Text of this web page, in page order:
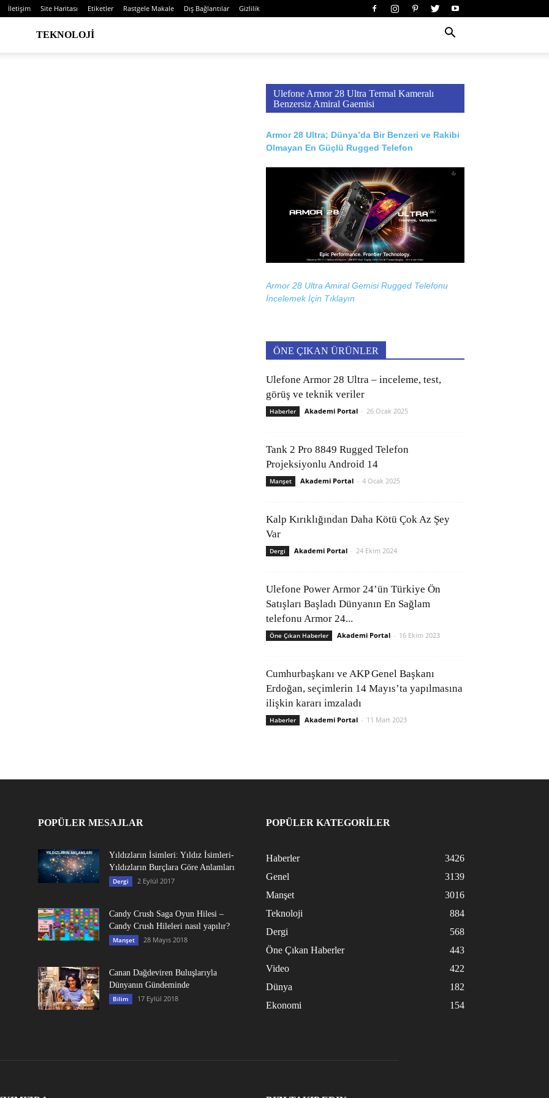
İletişim Site Haritası Etiketler Rastgele Makale Dış Bağlantılar Gizlilik
TEKNOLOJI
Ulefone Armor 28 Ultra Termal Kameralı
Benzersiz Amiral Gaemisi
Armor 28 Ultra; Dünya’da Bir Benzeri ve Rakibi
Olmayan En Güçlü Rugged Telefon
Armor 28 Ultra Amiral Gemisi Rugged Telefonu
İncelemek İçin Tıklayın
ÖNE ÇIKAN ÜRÜNLER
Ulefone Armor 28 Ultra – inceleme, test,
görüş ve teknik veriler
Haberler Akademi Portal - 26 Ocak 2025
Tank 2 Pro 8849 Rugged Telefon
Projeksiyonlu Android 14
Manşet Akademi Portal - 4 Ocak 2025
Kalp Kırıklığından Daha Kötü Çok Az Şey
Var
Dergi Akademi Portal - 24 Ekim 2024
Ulefone Power Armor 24’ün Türkiye Ön
Satışları Başladı Dünyanın En Sağlam
telefonu Armor 24...
Öne Çıkan Haberler Akademi Portal - 16 Ekim 2023
Cumhurbaşkanı ve AKP Genel Başkanı
Erdoğan, seçimlerin 14 Mayıs’ta yapılmasına
ilişkin kararı imzaladı
Haberler Akademi Portal - 11 Mart 2023
POPÜLER MESAJLAR
Yıldızların İsimleri: Yıldız İsimleri-
Yıldızların Burçlara Göre Anlamları
Dergi 2 Eylül 2017
Candy Crush Saga Oyun Hilesi –
Candy Crush Hileleri nasıl yapılır?
Manşet 28 Mayıs 2018
Canan Dağdeviren Buluşlarıyla
Dünyanın Gündeminde
Bilim 17 Eylül 2018
POPÜLER KATEGORİLER
Haberler
3426
Genel
3139
Manşet
3016
Teknoloji
884
Dergi
568
Öne Çıkan Haberler
443
Video
422
Dünya
182
Ekonomi
154